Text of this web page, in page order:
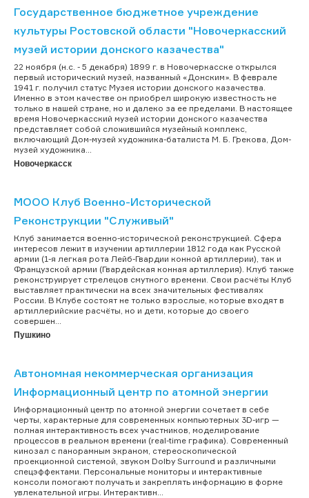
Государственное бюджетное учреждение
культуры Ростовской области "Новочеркасский
музей истории донского казачества"
22 ноября (н.с. - 5 декабря) 1899 г. в Новочеркасске открылся
первый исторический музей, названный «Донским». В феврале
1941 г. получил статус Музея истории донского казачества.
Именно в этом качестве он приобрел широкую известность не
только в нашей стране, но и далеко за ее пределами. В настоящее
время Новочеркасский музей истории донского казачества
представляет собой сложившийся музейный комплекс,
включающий Дом-музей художника-баталиста М. Б. Грекова, Дом-
музей художника...
Новочеркасск
МООО Клуб Военно-Исторической
Реконструкции "Служивый"
Клуб занимается военно-исторической реконструкцией. Сфера
интересов лежит в изучении артиллерии 1812 года как Русской
армии (1-я легкая рота Лейб-Гвардии конной артиллерии), так и
Французской армии (Гвардейская конная артиллерия). Клуб также
реконструирует стрелецов смутного времени. Свои расчёты Клуб
выставляет практически на всех значительных фестивалях
России. В Клубе состоят не только взрослые, которые входят в
артиллерийские расчёты, но и дети, которые до своего
совершен...
Пушкино
Автономная некоммерческая организация
Информационный центр по атомной энергии
Информационный центр по атомной энергии сочетает в себе
черты, характерные для современных компьютерных 3D-игр —
полная интерактивность всех участников, моделирование
процессов в реальном времени (real-time графика). Современный
кинозал с панорамным экраном, стереоскопической
проекционной системой, звуком Dolby Surround и различными
спецэффектами. Персональные мониторы и интерактивные
консоли помогают получать и закреплять информацию в форме
увлекательной игры. Интерактивн...